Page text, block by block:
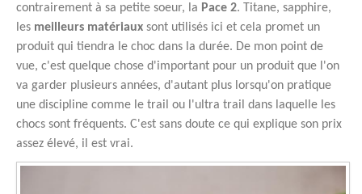
contrairement à sa petite soeur, la Pace 2. Titane, sapphire,
les meilleurs matériaux sont utilisés ici et cela promet un
produit qui tiendra le choc dans la durée. De mon point de
vue, c'est quelque chose d'important pour un produit que l'on
va garder plusieurs années, d'autant plus lorsqu'on pratique
une discipline comme le trail ou l'ultra trail dans laquelle les
chocs sont fréquents. C'est sans doute ce qui explique son prix
assez élevé, il est vrai.